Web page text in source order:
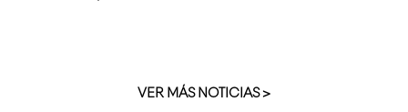
VER MÁS NOTICIAS >